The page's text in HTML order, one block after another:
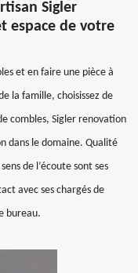
Sigler
espace de votre
et en faire une pièce à
la famille, choisissez de
combles, Sigler renovation
dans le domaine. Qualité
de l’écoute sont ses
avec ses chargés de
bureau.